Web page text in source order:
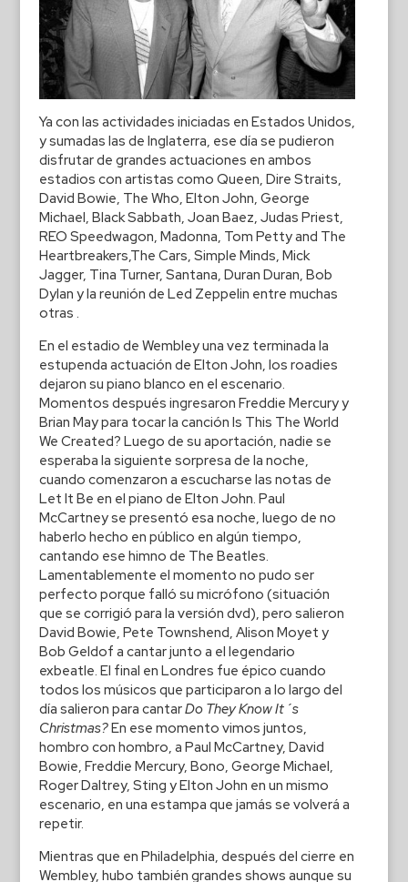
Ya con las actividades iniciadas en Estados Unidos,
y sumadas las de Inglaterra, ese día se pudieron
disfrutar de grandes actuaciones en ambos
estadios con artistas como Queen, Dire Straits,
David Bowie, The Who, Elton John, George
Michael, Black Sabbath, Joan Baez, Judas Priest,
REO Speedwagon, Madonna, Tom Petty and The
Heartbreakers,The Cars, Simple Minds, Mick
Jagger, Tina Turner, Santana, Duran Duran, Bob
Dylan y la reunión de Led Zeppelin entre muchas
otras .
En el estadio de Wembley una vez terminada la
estupenda actuación de Elton John, los roadies
dejaron su piano blanco en el escenario.
Momentos después ingresaron Freddie Mercury y
Brian May para tocar la canción Is This The World
We Created? Luego de su aportación, nadie se
esperaba la siguiente sorpresa de la noche,
cuando comenzaron a escucharse las notas de
Let It Be en el piano de Elton John. Paul
McCartney se presentó esa noche, luego de no
haberlo hecho en público en algún tiempo,
cantando ese himno de The Beatles.
Lamentablemente el momento no pudo ser
perfecto porque falló su micrófono (situación
que se corrigió para la versión dvd), pero salieron
David Bowie, Pete Townshend, Alison Moyet y
Bob Geldof a cantar junto a el legendario
exbeatle. El final en Londres fue épico cuando
todos los músicos que participaron a lo largo del
día salieron para cantarDo They Know It´s
Christmas?En ese momento vimos juntos,
hombro con hombro, a Paul McCartney, David
Bowie, Freddie Mercury, Bono, George Michael,
Roger Daltrey, Sting y Elton John en un mismo
escenario, en una estampa que jamás se volverá a
repetir.
Mientras que en Philadelphia, después del cierre en
Wembley, hubo también grandes shows aunque su